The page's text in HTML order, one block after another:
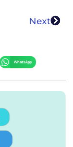
Next
WhatsApp